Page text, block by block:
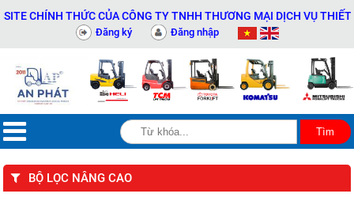
CHÍNH THỨC CỦA CÔNG TY TNHH THƯƠNG MẠI DỊCH VỤ THIẾT BỊ
Đăng ký Đăng nhập
BỘ LỌC NÂNG CAO